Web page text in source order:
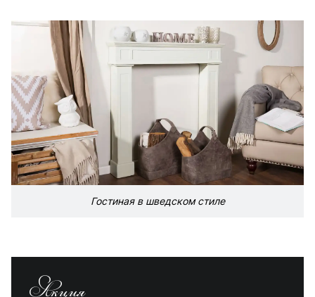
Гостиная в шведском стиле